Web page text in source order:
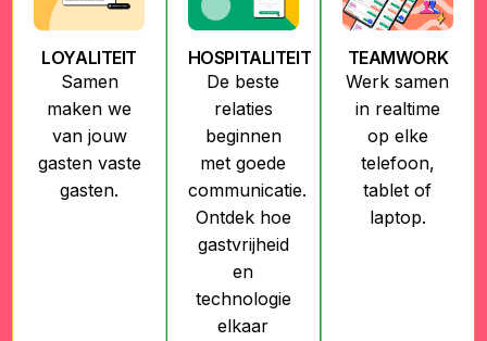
LOYALITEIT
Samen
maken we
van jouw
gasten vaste
gasten.
HOSPITALITEIT
De beste
relaties
beginnen
met goede
communicatie.
Ontdek hoe
gastvrijheid
en
technologie
elkaar
TEAMWORK
Werk samen
in realtime
op elke
telefoon,
tablet of
laptop.